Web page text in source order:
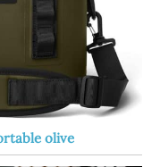
olive